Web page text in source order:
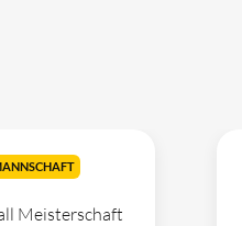
Meisterschaft